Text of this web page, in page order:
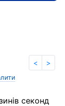
< >
секонд